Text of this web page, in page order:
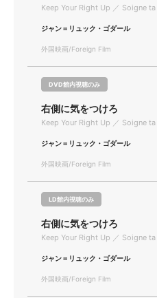
Keep Your Right Up ／ Soigne
ジャン＝リュック・ゴダール
外国映画/Foreign Film
DVD館内視聴のみ
右側に気をつけろ
Keep Your Right Up ／ Soigne
ジャン＝リュック・ゴダール
外国映画/Foreign Film
LD館内視聴のみ
右側に気をつけろ
Keep Your Right Up ／ Soigne
ジャン＝リュック・ゴダール
外国映画/Foreign Film